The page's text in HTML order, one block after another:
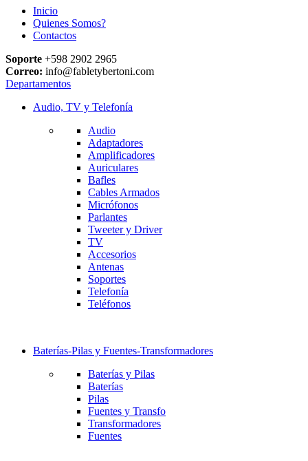
Inicio
Quienes Somos?
Contactos
Soporte +598 2902 2965
Correo: info@fabletybertoni.com
Departamentos
Audio, TV y Telefonía
Audio
Adaptadores
Amplificadores
Auriculares
Bafles
Cables Armados
Micrófonos
Parlantes
Tweeter y Driver
TV
Accesorios
Antenas
Soportes
Telefonía
Teléfonos
Baterías-Pilas y Fuentes-Transformadores
Baterías y Pilas
Baterías
Pilas
Fuentes y Transfo
Transformadores
Fuentes